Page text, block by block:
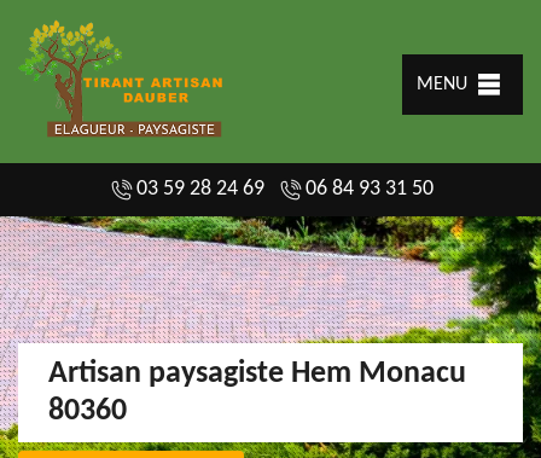
MENU
03 59 28 24 69 06 84 93 31 50
Artisan paysagiste Hem Monacu
80360